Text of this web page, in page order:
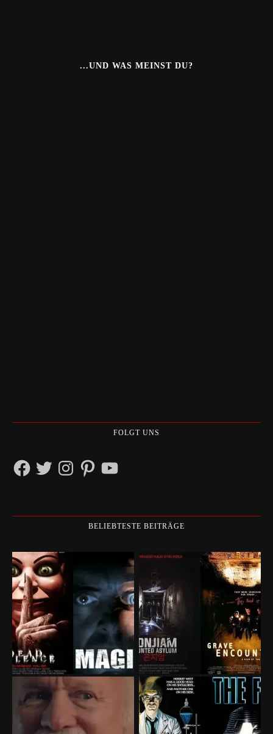
...UND WAS MEINST DU?
FOLGT UNS
FacebookTwitterInstagramPinterestYouTube
BELIEBTESTE BEITRÄGE